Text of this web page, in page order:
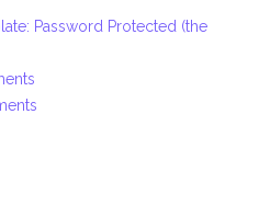
Password Protected (the